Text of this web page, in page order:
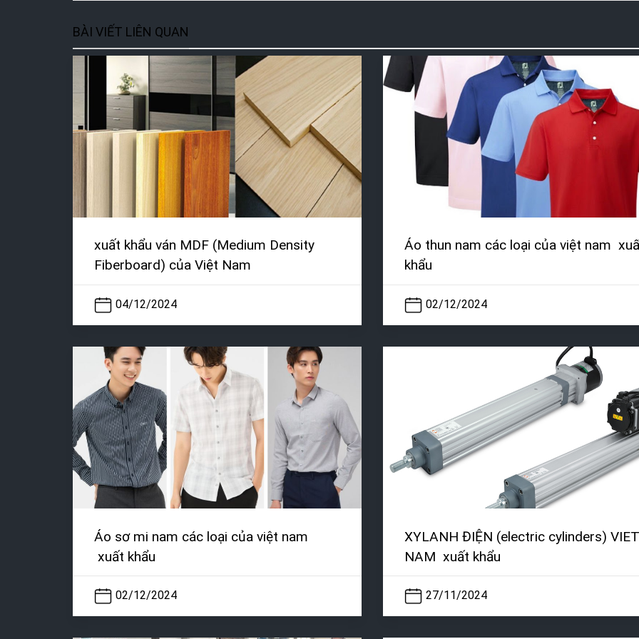
BÀI VIẾT LIÊN QUAN
xuất khẩu ván MDF (Medium Density
Fiberboard) của Việt Nam
04/12/2024
Áo thun nam các loại của việt nam
khẩu
02/12/2024
Áo sơ mi nam các loại của việt nam
xuất khẩu
02/12/2024
XYLANH ĐIỆN (electric cylinders) VIET
NAM xuất khẩu
27/11/2024